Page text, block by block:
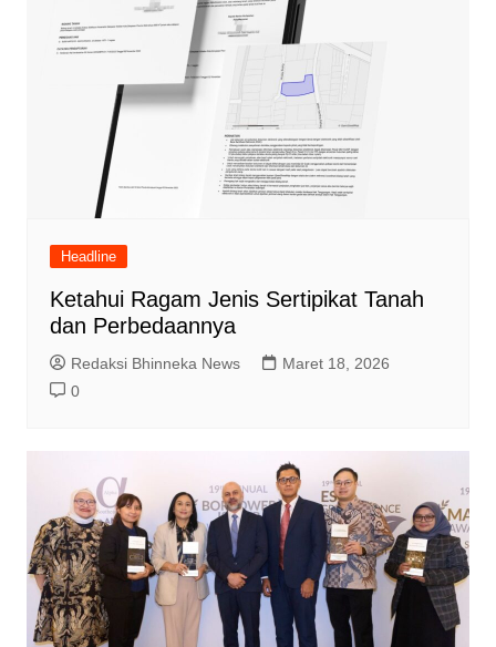
Headline
Ketahui Ragam Jenis Sertipikat Tanah
dan Perbedaannya
Redaksi Bhinneka News
Maret 18, 2026
0